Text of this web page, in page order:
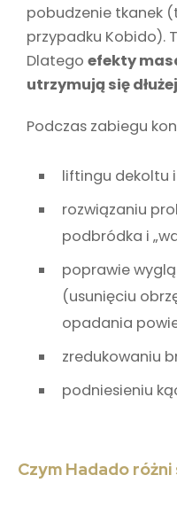
pobudzenie tkanek
przypadku Kobido).
Dlatego efekty
utrzymują się
Podczas zabiegu
liftingu dekoltu i
rozwiązaniu
podbródka i
poprawie
(usunięciu
opadania
zredukowaniu
podniesieniu
Czym Hadado